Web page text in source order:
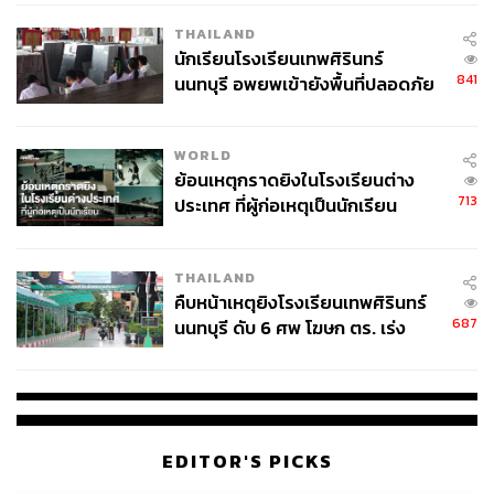
Clove (Brownish Red), Glassy Ginger (Dusty Pink),
Glassy Cayenne (Deep Rose) และ Glassy Cinnamon
(Beige Peach) สูตรเนื้อบาล์มที่ผสานบลัชออน มอบผิวเปล่ง
หว่างบลัชและบรอนเซอร์
THAILAND
นักเรียนโรงเรียนเทพศิรินทร์
นนทบุรี อพยพเข้ายังพื้นที่ปลอดภัย
841
WORLD
ย้อนเหตุกราดยิงในโรงเรียนต่าง
ประเทศ ที่ผู้ก่อเหตุเป็นนักเรียน
713
THAILAND
คืบหน้าเหตุยิงโรงเรียนเทพศิรินทร์
นนทบุรี ดับ 6 ศพ โฆษก ตร. เร่ง
687
EDITOR'S PICKS